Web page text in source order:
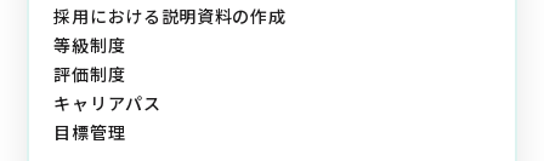
採用における説明資料の作成
等級制度
評価制度
キャリアパス
目標管理